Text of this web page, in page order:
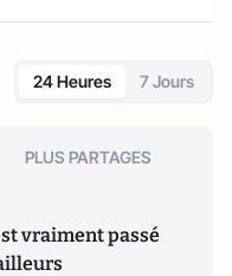
24 Heures 7 Jours
PLUS PARTAGES
vraiment passé